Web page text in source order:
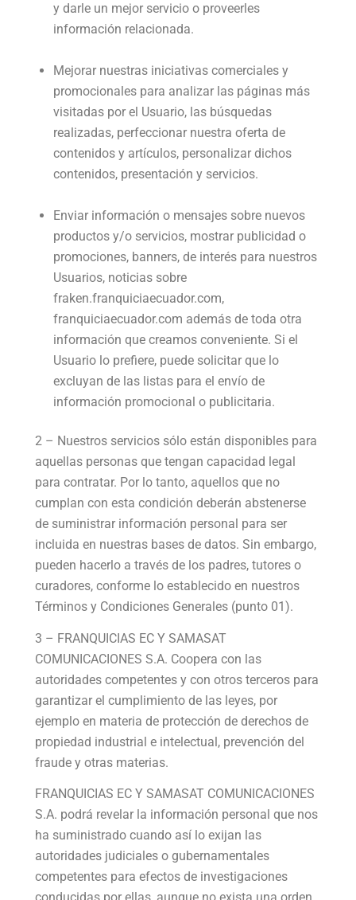
y darle un mejor servicio o proveerles
información relacionada.
Mejorar nuestras iniciativas comerciales y
promocionales para analizar las páginas más
visitadas por el Usuario, las búsquedas
realizadas, perfeccionar nuestra oferta de
contenidos y artículos, personalizar dichos
contenidos, presentación y servicios.
Enviar información o mensajes sobre nuevos
productos y/o servicios, mostrar publicidad o
promociones, banners, de interés para nuestros
Usuarios, noticias sobre
fraken.franquiciaecuador.com,
franquiciaecuador.com además de toda otra
información que creamos conveniente. Si el
Usuario lo prefiere, puede solicitar que lo
excluyan de las listas para el envío de
información promocional o publicitaria.
2 – Nuestros servicios sólo están disponibles para
aquellas personas que tengan capacidad legal
para contratar. Por lo tanto, aquellos que no
cumplan con esta condición deberán abstenerse
de suministrar información personal para ser
incluida en nuestras bases de datos. Sin embargo,
pueden hacerlo a través de los padres, tutores o
curadores, conforme lo establecido en nuestros
Términos y Condiciones Generales (punto 01).
3 – FRANQUICIAS EC Y SAMASAT
COMUNICACIONES S.A. Coopera con las
autoridades competentes y con otros terceros para
garantizar el cumplimiento de las leyes, por
ejemplo en materia de protección de derechos de
propiedad industrial e intelectual, prevención del
fraude y otras materias.
FRANQUICIAS EC Y SAMASAT COMUNICACIONES
S.A. podrá revelar la información personal que nos
ha suministrado cuando así lo exijan las
autoridades judiciales o gubernamentales
competentes para efectos de investigaciones